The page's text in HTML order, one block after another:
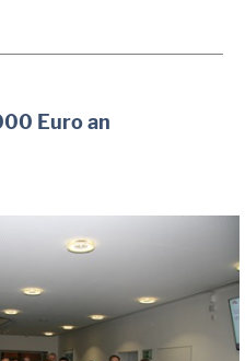
Euro an